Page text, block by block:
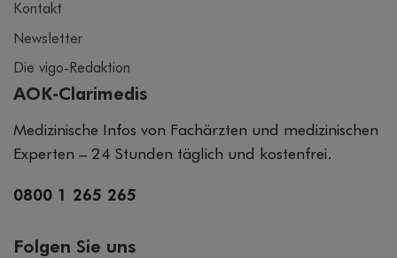
Kontakt
Newsletter
Die vigo-Redaktion
AOK-Clarimedis
Medizinische Infos von Fachärzten und medizinischen
Experten – 24 Stunden täglich und kostenfrei.
0800 1 265 265
Folgen Sie uns